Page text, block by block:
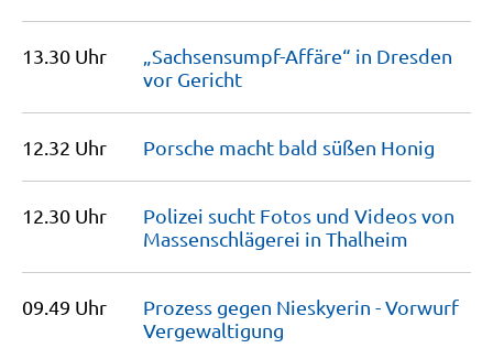
13.30 Uhr
„Sachsensumpf-Affäre“ in Dresden
vor Gericht
12.32 Uhr Porsche macht bald süßen Honig
12.30 Uhr
Polizei sucht Fotos und Videos von
Massenschlägerei in Thalheim
09.49 Uhr
Prozess gegen Nieskyerin - Vorwurf
Vergewaltigung